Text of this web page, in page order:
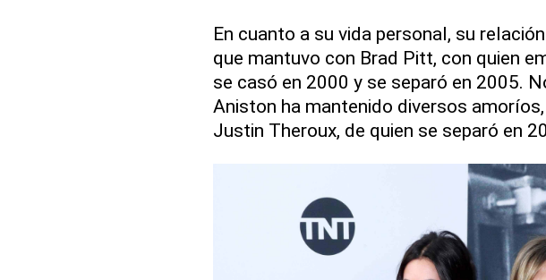
En cuanto a su vida personal, su
que mantuvo con Brad Pitt, con quien
se casó en 2000 y se separó en 2005.
Aniston ha mantenido diversos
Justin Theroux, de quien se separó en